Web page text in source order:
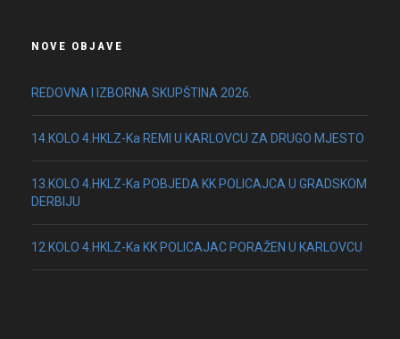
NOVE OBJAVE
REDOVNA I IZBORNA SKUPŠTINA 2026.
14.KOLO 4.HKLZ-Ka REMI U KARLOVCU ZA DRUGO MJESTO
13.KOLO 4.HKLZ-Ka POBJEDA KK POLICAJCA U GRADSKOM
DERBIJU
12.KOLO 4.HKLZ-Ka KK POLICAJAC PORAŽEN U KARLOVCU